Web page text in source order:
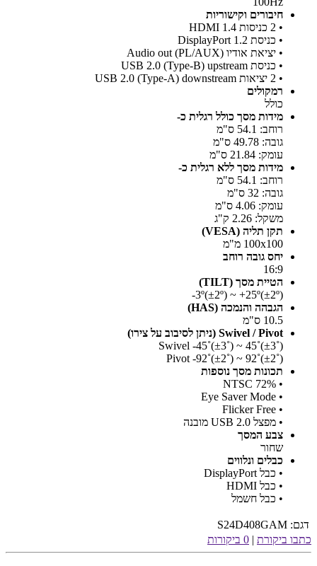
חיבורים וקישוריות
• 2 כניסות HDMI 1.4
• כניסת DisplayPort 1.2
• יציאת אודיו Audio out (PL/AUX)
• כניסת USB 2.0 (Type-B) upstream
• 2 יציאות USB 2.0 (Type-A) downstream
רמקולים
כולל
מידות מסך כולל רגלית כ-
רוחב: 54.1 ס"מ
גובה: 49.78 ס"מ
עומק: 21.84 ס"מ
מידות מסך ללא רגלית כ-
רוחב: 54.1 ס"מ
גובה: 32 ס"מ
עומק: 4.06 ס"מ
משקל: 2.26 ק"ג
תקן תליה (VESA)
100x100 מ"מ
יחס גובה רוחב
16:9
הטיית מסך (TILT)
(±2º)3º(±2º) ~ +25º-
הגבהה והנמכה (HAS)
10.5 ס"מ
Swivel / Pivot (ניתן לסיבוב על צירו)
Swivel -45˚(±3˚) ~ 45˚(±3˚)
Pivot -92˚(±2˚) ~ 92˚(±2˚)
תכונות מסך נוספות
• NTSC 72%
• Eye Saver Mode
• Flicker Free
• מפצל USB 2.0 מובנה
צבע המסך
שחור
כבלים ונלווים
• כבל DisplayPort
• כבל HDMI
• כבל חשמל
דגם: S24D408GAM
כתבו ביקורת | 0 ביקורות